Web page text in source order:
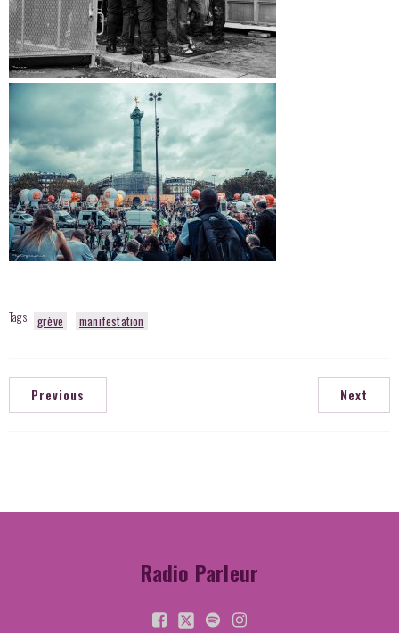
Tags: grève manifestation
Previous Next
Radio Parleur